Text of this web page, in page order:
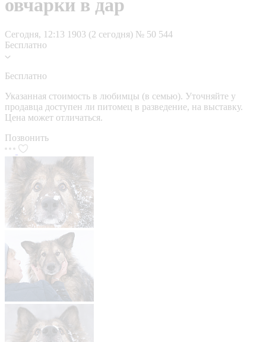
овчарки в дар
Сегодня, 12:13 1903 (2 сегодня) № 50 544
Бесплатно
Бесплатно
Указанная стоимость в любимцы (в семью). Уточняйте у
продавца доступен ли питомец в разведение, на выставку.
Цена может отличаться.
Позвонить